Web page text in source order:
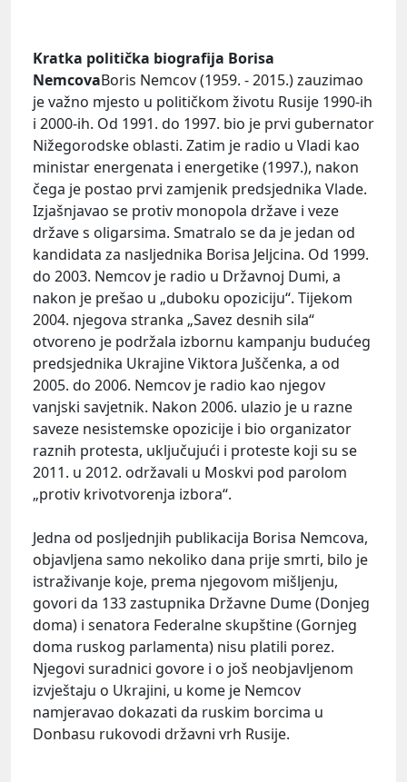
Kratka politička biografija Borisa
NemcovaBoris Nemcov (1959. - 2015.) zauzimao
je važno mjesto u političkom životu Rusije 1990-ih
i 2000-ih. Od 1991. do 1997. bio je prvi gubernator
Nižegorodske oblasti. Zatim je radio u Vladi kao
ministar energenata i energetike (1997.), nakon
čega je postao prvi zamjenik predsjednika Vlade.
Izjašnjavao se protiv monopola države i veze
države s oligarsima. Smatralo se da je jedan od
kandidata za nasljednika Borisa Jeljcina. Od 1999.
do 2003. Nemcov je radio u Državnoj Dumi, a
nakon je prešao u „duboku opoziciju“. Tijekom
2004. njegova stranka „Savez desnih sila“
otvoreno je podržala izbornu kampanju budućeg
predsjednika Ukrajine Viktora Juščenka, a od
2005. do 2006. Nemcov je radio kao njegov
vanjski savjetnik. Nakon 2006. ulazio je u razne
saveze nesistemske opozicije i bio organizator
raznih protesta, uključujući i proteste koji su se
2011. u 2012. održavali u Moskvi pod parolom
„protiv krivotvorenja izbora“.
Jedna od posljednjih publikacija Borisa Nemcova,
objavljena samo nekoliko dana prije smrti, bilo je
istraživanje koje, prema njegovom mišljenju,
govori da 133 zastupnika Državne Dume (Donjeg
doma) i senatora Federalne skupštine (Gornjeg
doma ruskog parlamenta) nisu platili porez.
Njegovi suradnici govore i o još neobjavljenom
izvještaju o Ukrajini, u kome je Nemcov
namjeravao dokazati da ruskim borcima u
Donbasu rukovodi državni vrh Rusije.